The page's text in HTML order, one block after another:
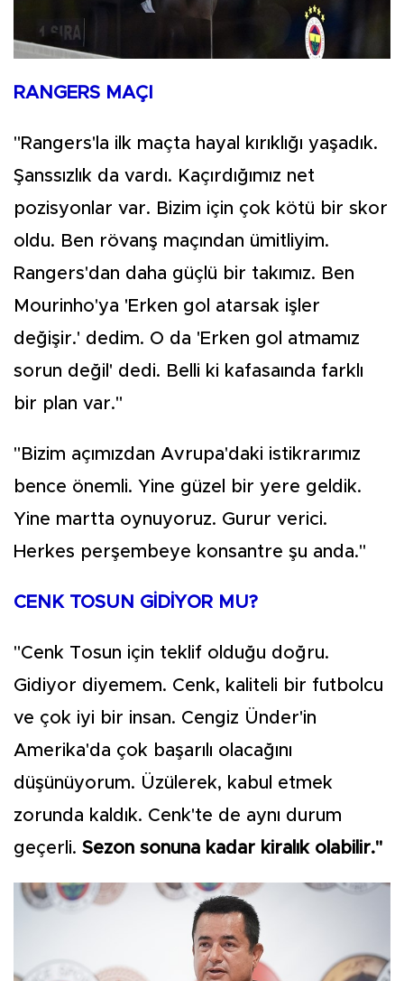
RANGERS MAÇI
"Rangers'la ilk maçta hayal kırıklığı yaşadık.
Şanssızlık da vardı. Kaçırdığımız net
pozisyonlar var. Bizim için çok kötü bir skor
oldu. Ben rövanş maçından ümitliyim.
Rangers'dan daha güçlü bir takımız. Ben
Mourinho'ya 'Erken gol atarsak işler
değişir.' dedim. O da 'Erken gol atmamız
sorun değil' dedi. Belli ki kafasaında farklı
bir plan var."
"Bizim açımızdan Avrupa'daki istikrarımız
bence önemli. Yine güzel bir yere geldik.
Yine martta oynuyoruz. Gurur verici.
Herkes perşembeye konsantre şu anda."
CENK TOSUN GİDİYOR MU?
"Cenk Tosun için teklif olduğu doğru.
Gidiyor diyemem. Cenk, kaliteli bir futbolcu
ve çok iyi bir insan. Cengiz Ünder'in
Amerika'da çok başarılı olacağını
düşünüyorum. Üzülerek, kabul etmek
zorunda kaldık. Cenk'te de aynı durum
geçerli. Sezon sonuna kadar kiralık olabilir."